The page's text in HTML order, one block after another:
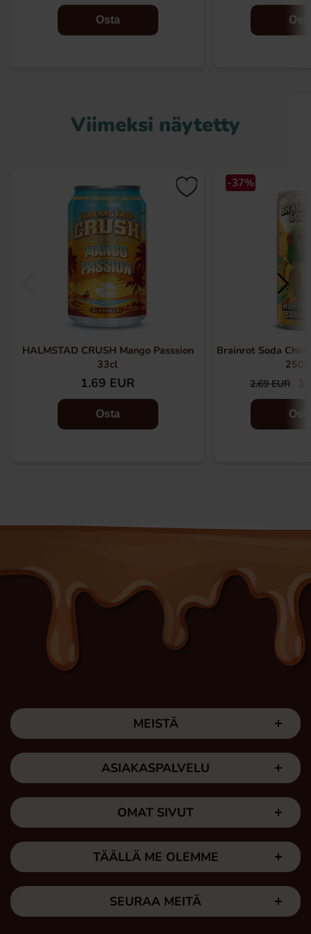
Osta
Viimeksi näytetty
HALMSTAD CRUSH Mango Passsion
33cl
1.69 EUR
Osta
-37%
Brainrot Soda
2.69 EUR
MEISTÄ
ASIAKASPALVELU
OMAT SIVUT
TÄÄLLÄ ME OLEMME
SEURAA MEITÄ